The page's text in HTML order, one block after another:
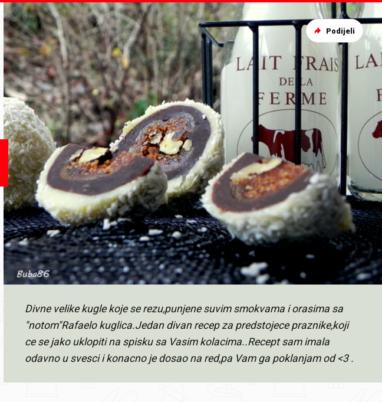
Divne velike kugle koje se rezu,punjene suvim smokvama i orasima sa
"notom"Rafaelo kuglica.Jedan divan recep za predstojece praznike,koji
ce se jako uklopiti na spisku sa Vasim kolacima..Recept sam imala
odavno u svesci i konacno je dosao na red,pa Vam ga poklanjam od <3 .
Podijeli